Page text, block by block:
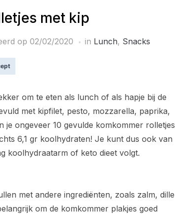
met kip
op 02/02/2020 in Lunch, Snacks
om te eten als lunch of als hapje bij de
met kipfilet, pesto, mozzarella, paprika,
ongeveer 10 gevulde komkommer rolletjes
6,1 gr koolhydraten! Je kunt dus ook van
koolhydraatarm of keto dieet volgt.
met andere ingrediënten, zoals zalm, dille
om de komkommer plakjes goed